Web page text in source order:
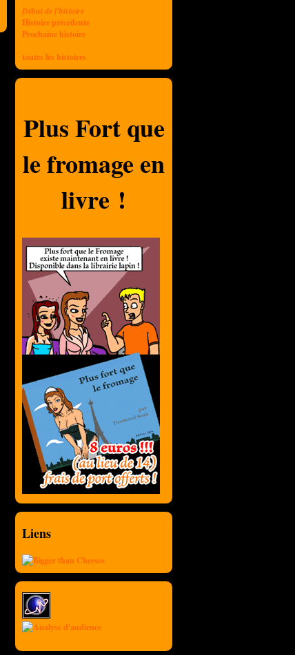
Début de l'histoire
Histoire précédente
Prochaine histoire
toutes les histoires
Plus Fort que
le fromage en
livre !
Liens